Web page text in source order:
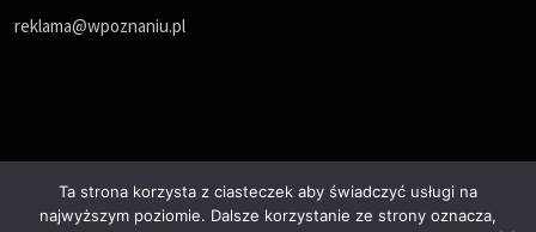
reklama@wpoznaniu.pl
Ta strona korzysta z ciasteczek aby świadczyć usługi na
najwyższym poziomie. Dalsze korzystanie ze strony oznacza,